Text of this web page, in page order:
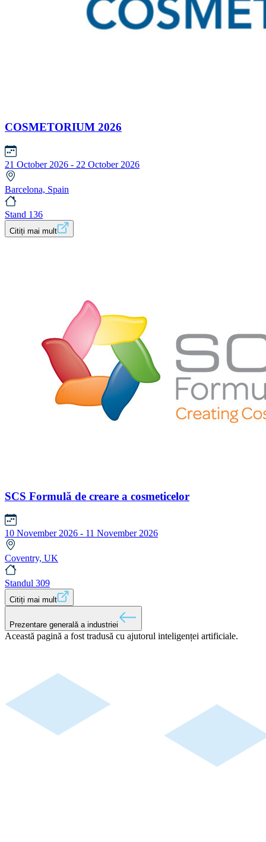
COSMETORIUM 2026
21 October 2026 - 22 October 2026
Barcelona, Spain
Stand 136
Citiți mai mult
SCS Formulă de creare a cosmeticelor
10 November 2026 - 11 November 2026
Coventry, UK
Standul 309
Citiți mai mult
Prezentare generală a industriei
Această pagină a fost tradusă cu ajutorul inteligenței artificiale.